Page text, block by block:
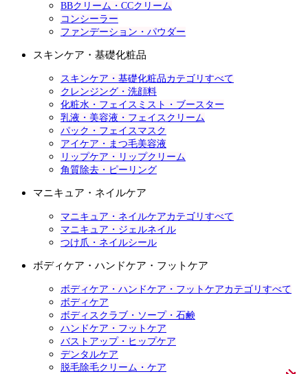
BBクリーム・CCクリーム
コンシーラー
ファンデーション・パウダー
スキンケア・基礎化粧品
スキンケア・基礎化粧品カテゴリすべて
クレンジング・洗顔料
化粧水・フェイスミスト・ブースター
乳液・美容液・フェイスクリーム
パック・フェイスマスク
アイケア・まつ毛美容液
リップケア・リップクリーム
角質除去・ピーリング
マニキュア・ネイルケア
マニキュア・ネイルケアカテゴリすべて
マニキュア・ジェルネイル
つけ爪・ネイルシール
ボディケア・ハンドケア・フットケア
ボディケア・ハンドケア・フットケアカテゴリすべて
ボディケア
ボディスクラブ・ソープ・石鹸
ハンドケア・フットケア
バストアップ・ヒップケア
デンタルケア
脱毛除毛クリーム・ケア